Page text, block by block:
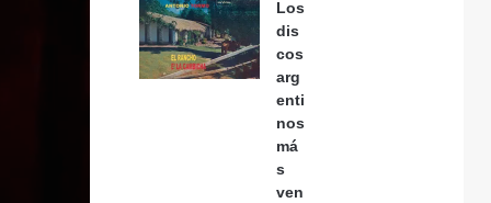
Los
dis
cos
arg
enti
nos
má
s
ven